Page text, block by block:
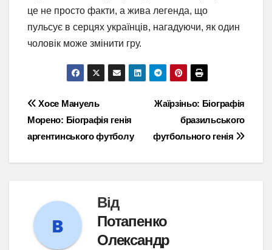
це не просто факти, а жива легенда, що
пульсує в серцях українців, нагадуючи, як один
чоловік може змінити гру.
Навігація
записів
Жаїрзіньо: Біографія
бразильського
футбольного генія
Хосе Мануель
Морено: Біографія генія
аргентинського футболу
Від
Потапенко
Олександр